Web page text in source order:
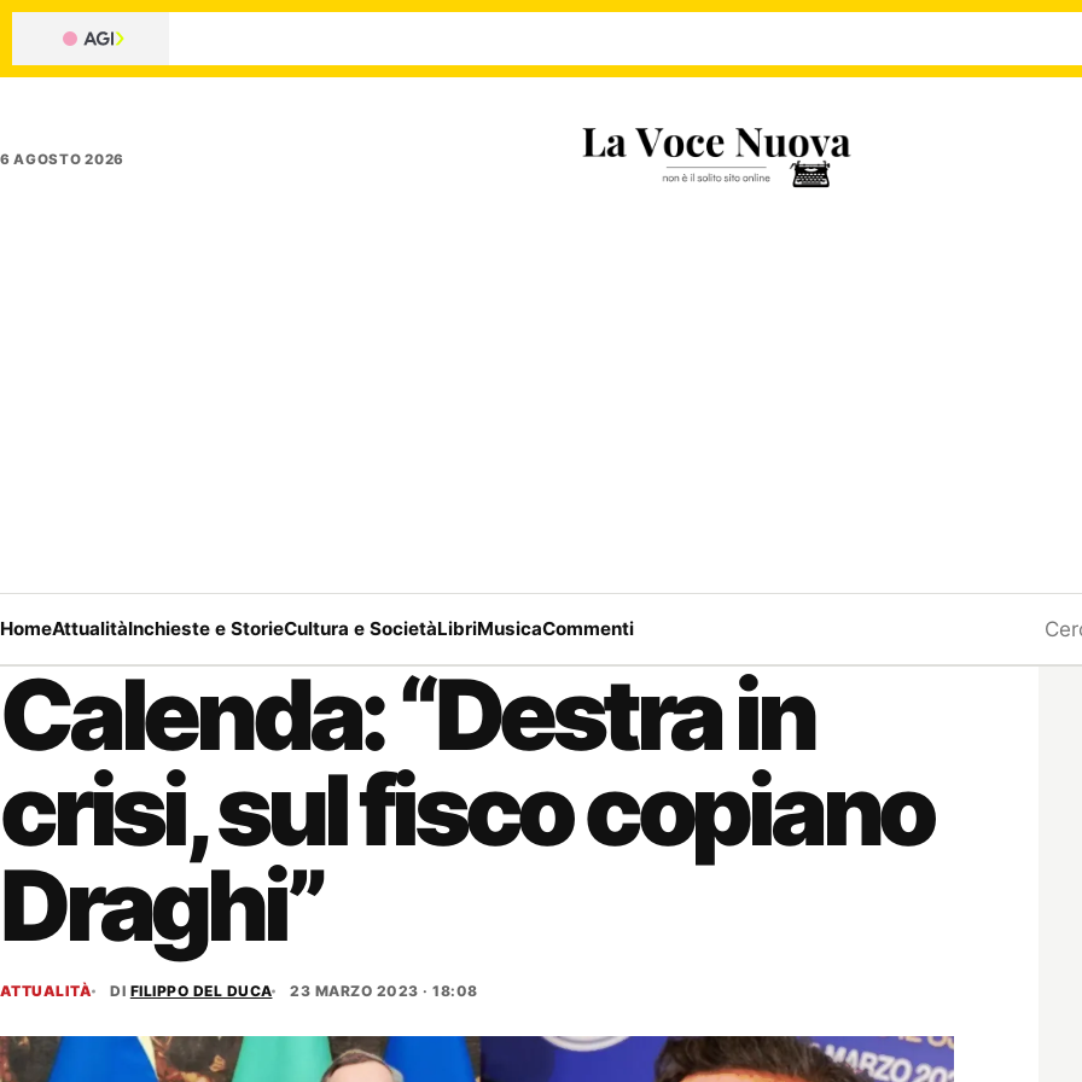
6 AGOSTO 2026
HomeAttualitàInchieste e StorieCultura e SocietàLibriMusicaCommenti
Calenda: “Destra in
crisi, sul fisco copiano
Draghi”
ATTUALITÀ DI FILIPPO DEL DUCA 23 MARZO 2023 · 18:08